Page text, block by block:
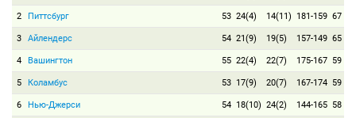
2 Питтсбург 53 24(4) 14(11) 181-159 67
3 Айлендерс 54 21(9) 19(5) 157-149 65
4 Вашингтон 55 22(4) 22(7) 175-167 59
5 Коламбус 53 17(9) 20(7) 167-174 59
6 Нью-Джерси 54 18(10) 24(2) 144-165 58